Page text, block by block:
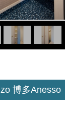
博多